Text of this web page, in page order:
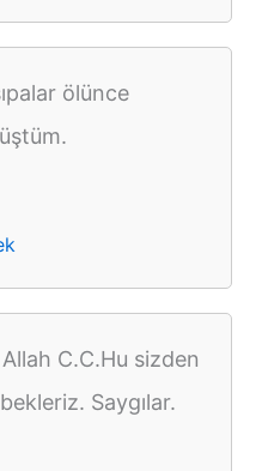
ölünce
C.C.Hu sizden
Saygılar.